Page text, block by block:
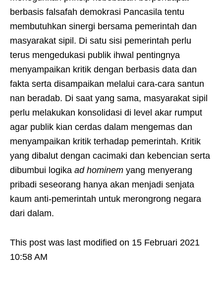
berbasis falsafah demokrasi Pancasila tentu
membutuhkan sinergi bersama pemerintah dan
masyarakat sipil. Di satu sisi pemerintah perlu
terus mengedukasi publik ihwal pentingnya
menyampaikan kritik dengan berbasis data dan
fakta serta disampaikan melalui cara-cara santun
nan beradab. Di saat yang sama, masyarakat sipil
perlu melakukan konsolidasi di level akar rumput
agar publik kian cerdas dalam mengemas dan
menyampaikan kritik terhadap pemerintah. Kritik
yang dibalut dengan cacimaki dan kebencian serta
dibumbui logika ad hominem yang menyerang
pribadi seseorang hanya akan menjadi senjata
kaum anti-pemerintah untuk merongrong negara
dari dalam.
This post was last modified on 15 Februari 2021
10:58 AM